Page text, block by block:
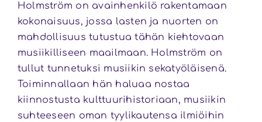
Holmström on avainhenkilö rakentamaan
kokonaisuus, jossa lasten ja nuorten on
mahdollisuus tutustua tähän kiehtovaan
musiikilliseen maailmaan. Holmström on
tullut tunnetuksi musiikin sekatyöläisenä.
Toiminnallaan hän haluaa nostaa
kiinnostusta kulttuurihistoriaan, musiikin
suhteeseen oman tyylikautensa ilmiöihin